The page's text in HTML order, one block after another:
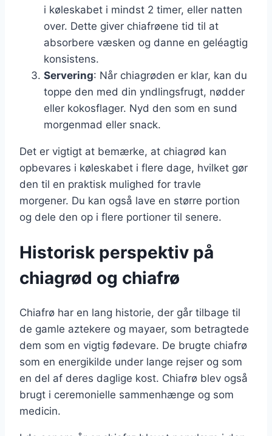
i køleskabet i mindst 2 timer, eller natten
over. Dette giver chiafrøene tid til at
absorbere væsken og danne en geléagtig
konsistens.
Servering: Når chiagrøden er klar, kan du
toppe den med din yndlingsfrugt, nødder
eller kokosflager. Nyd den som en sund
morgenmad eller snack.
Det er vigtigt at bemærke, at chiagrød kan
opbevares i køleskabet i flere dage, hvilket gør
den til en praktisk mulighed for travle
morgener. Du kan også lave en større portion
og dele den op i flere portioner til senere.
Historisk perspektiv på
chiagrød og chiafrø
Chiafrø har en lang historie, der går tilbage til
de gamle aztekere og mayaer, som betragtede
dem som en vigtig fødevare. De brugte chiafrø
som en energikilde under lange rejser og som
en del af deres daglige kost. Chiafrø blev også
brugt i ceremonielle sammenhænge og som
medicin.